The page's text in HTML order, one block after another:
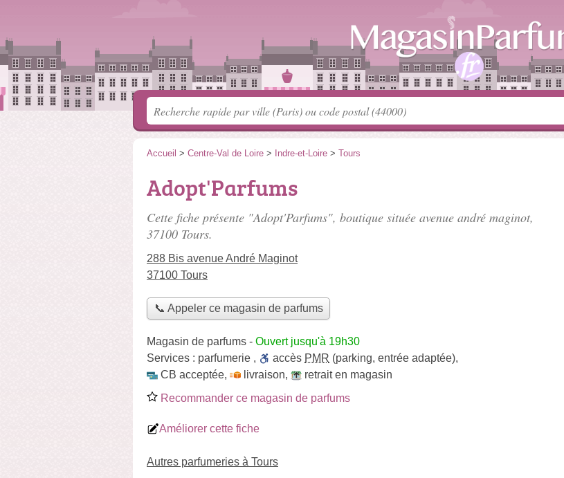
Accueil > Centre-Val de Loire > Indre-et-Loire > Tours
Adopt'Parfums
Cette fiche présente "Adopt'Parfums", boutique située avenue andré maginot,
37100 Tours.
288 Bis avenue André Maginot
37100 Tours
📞 Appeler ce magasin de parfums
Magasin de parfums - Ouvert jusqu'à 19h30
Services : parfumerie , accès PMR (parking, entrée adaptée),
CB acceptée, livraison,
retrait en magasin
Recommander ce magasin de parfums
Améliorer cette fiche
Autres parfumeries à Tours